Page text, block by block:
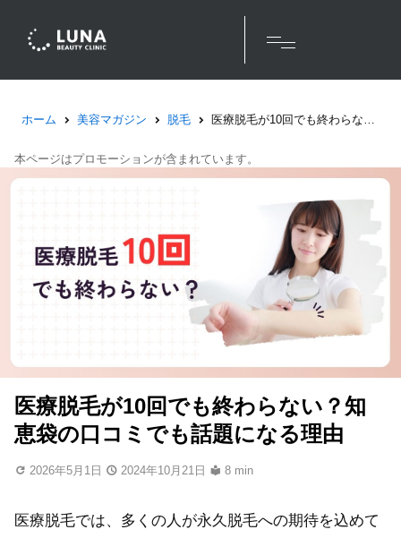
ホーム 美容マガジン 脱毛 医療脱毛が10回でも終わらない？知恵袋の口コミでも話題になる理由
本ページはプロモーションが含まれています。
医療脱毛が10回でも終わらない？知
恵袋の口コミでも話題になる理由
2026年5月1日 2024年10月21日 8 min
医療脱毛では、多くの人が永久脱毛への期待を込めて